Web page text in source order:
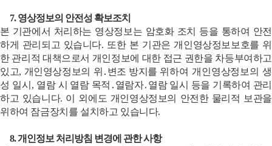
7.영상정보의 안전성 확보조치
본 기관에서 처리하는 영상정보는 암호화 조치 등을 통하여 안전
하게 관리되고 있습니다. 또한 본 기관은 개인영상정보보호를 위
한 관리적 대책으로서 개인정보에 대한 접근 권한을 차등부여하고
있고, 개인영상정보의 위 ․ 변조 방지를 위하여 개인영상정보의 생
성 일시 , 열람 시 열람 목적 ․ 열람자․ 열람일시 등을 기록하여 관리
하고 있습니다. 이 외에도 개인영상정보의 안전한 물리적 보관을
위하여 잠금장치를 설치하고 있습니다.
8.개인정보 처리방침 변경에 관한 사항